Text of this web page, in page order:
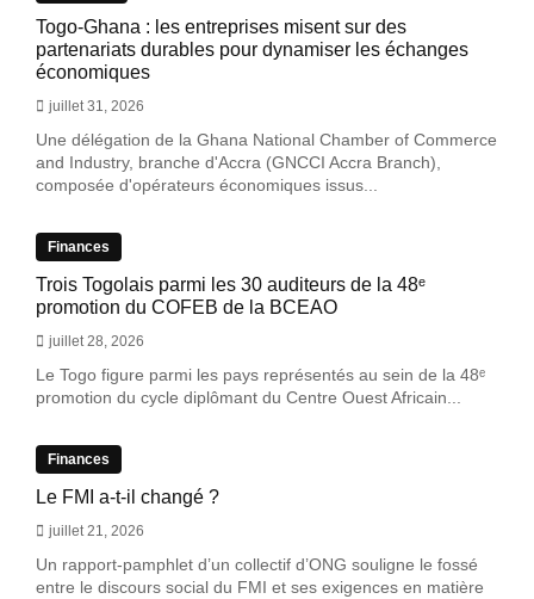
Togo-Ghana : les entreprises misent sur des
partenariats durables pour dynamiser les échanges
économiques
juillet 31, 2026
Une délégation de la Ghana National Chamber of Commerce
and Industry, branche d'Accra (GNCCI Accra Branch),
composée d'opérateurs économiques issus...
Finances
Trois Togolais parmi les 30 auditeurs de la 48ᵉ
promotion du COFEB de la BCEAO
juillet 28, 2026
Le Togo figure parmi les pays représentés au sein de la 48ᵉ
promotion du cycle diplômant du Centre Ouest Africain...
Finances
Le FMI a-t-il changé ?
juillet 21, 2026
Un rapport-pamphlet d’un collectif d’ONG souligne le fossé
entre le discours social du FMI et ses exigences en matière